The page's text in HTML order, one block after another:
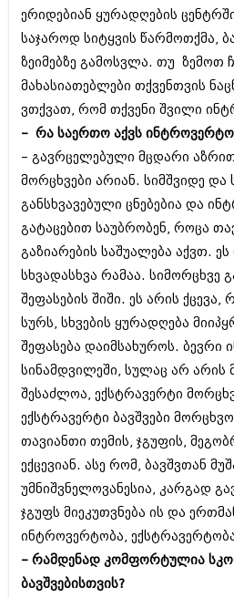
თებერვალი 2014 (318)
იანვარი 2014 (297)
დეკემბერი 2013 (365)
ნოემბერი 2013 (279)
ოქტომბერი 2013 (256)
სექტემბერი 2013 (368)
აგვისტო 2013 (89)
ივლისი 2013 (182)
ივნისი 2013 (212)
მაისი 2013 (259)
აპრილი 2013 (304)
მარტი 2013 (352)
იანვარი 2013 (334)
დეკემბერი 2012 (98)
ნოემბერი 2012 (295)
ოქტომბერი 2012 (350)
სექტემბერი 2012 (264)
აგვისტო 2012 (268)
ივლისი 2012 (322)
ივნისი 2012 (282)
მაისი 2012 (240)
აპრილი 2012 (294)
მარტი 2012 (259)
თებერვალი 2012 (376)
ნოემბერი 2011 (471)
ოქტომბერი 2011 (754)
სექტემბერი 2011 (407)
აგვისტო 2011 (249)
ივლისი 2011 (400)
ივნისი 2011 (438)
ერიდებიან ყურადღების
საჯაროდ სიტყვის წარმოთქმა,
ზეიმებზე გამოსვლა. თუ
მახასიათებლები თქვენთვის
ვთქვათ, რომ თქვენი შვილი
– რა საერთო აქვს
– გავრცელებული მცდარი
მორცხვები არიან. სიმშვიდე და
განსხვავებული ცნებებია და
გატაცებით საუბრობენ, როცა
გაზიარების საშუალება აქვთ.
სხვადასხვა რამაა. სიმორცხვე
შეფასების შიში. ეს არის ქცევა,
სურს, სხვების ყურადღება
შეფასება დაიმსახუროს. ბევრი
სინამდვილეში, სულაც არ არის
შესაძლოა, ექსტრავერტი
ექსტრავერტი ბავშვები
თავიანთი თემის, ჯგუფის,
ექცევიან. ასე რომ, ბავშვთან
უმნიშვნელოვანესია, კარგად
ჯგუფს მიეკუთვნება ის და
ინტროვერტობა,
– რამდენად კომფორტულია
ბავშვებისთვის?